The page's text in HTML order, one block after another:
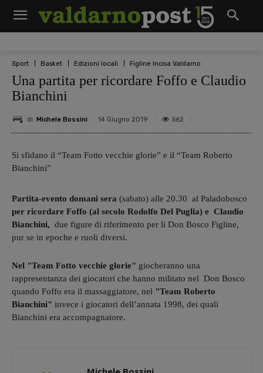
Sport Basket Edizioni locali Figline Incisa Valdarno
Una partita per ricordare Foffo e Claudio
Bianchini
di Michele Bossini 14 Giugno 2019 562
Si sfidano il “Team Fotto vecchie glorie” e il “Team Roberto
Bianchini”
Partita-evento domani sera (sabato) alle 20.30 al Paladobosco
per ricordare Foffo (al secolo Rodolfo Del Puglia) e Claudio
Bianchini, due figure di riferimento per li Don Bosco Figline,
pur se in epoche e ruoli diversi.
Nel "Team Fotto vecchie glorie" giocheranno una
rappresentanza dei giocatori che hanno militato nel Don Bosco
quando Foffo era il massaggiatore, nel "Team Roberto
Bianchini" invece i giocatori dell’annata 1998, dei quali
Bianchini era accompagnatore.